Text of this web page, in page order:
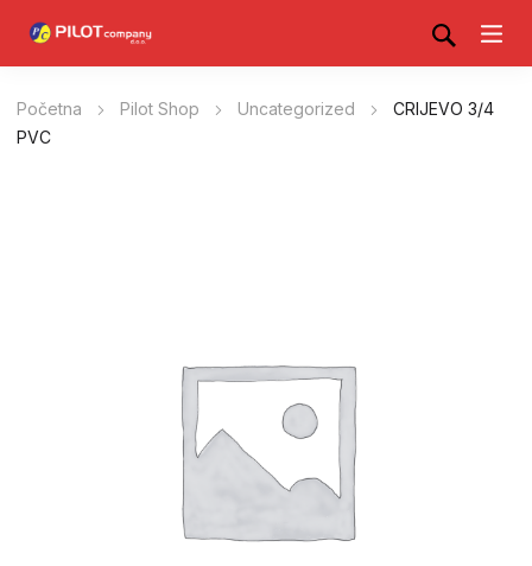
Početna Pilot Shop Uncategorized
CRIJEVO 3/4
PVC